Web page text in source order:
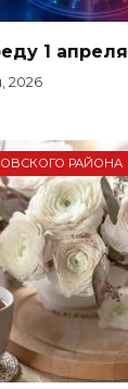
1 апреля
2026
РАЙОНА